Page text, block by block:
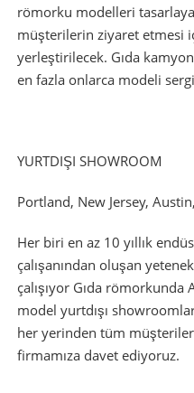
römorku modelleri
müşterilerin ziyaret etmesi
yerleştirilecek. Gıda
en fazla onlarca modeli
YURTDIŞI SHOWROOM
Portland, New Jersey,
Her biri en az 10 yıllık
çalışanından oluşan
çalışıyor Gıda
model yurtdışı
her yerinden tüm
firmamıza davet ediyoruz.